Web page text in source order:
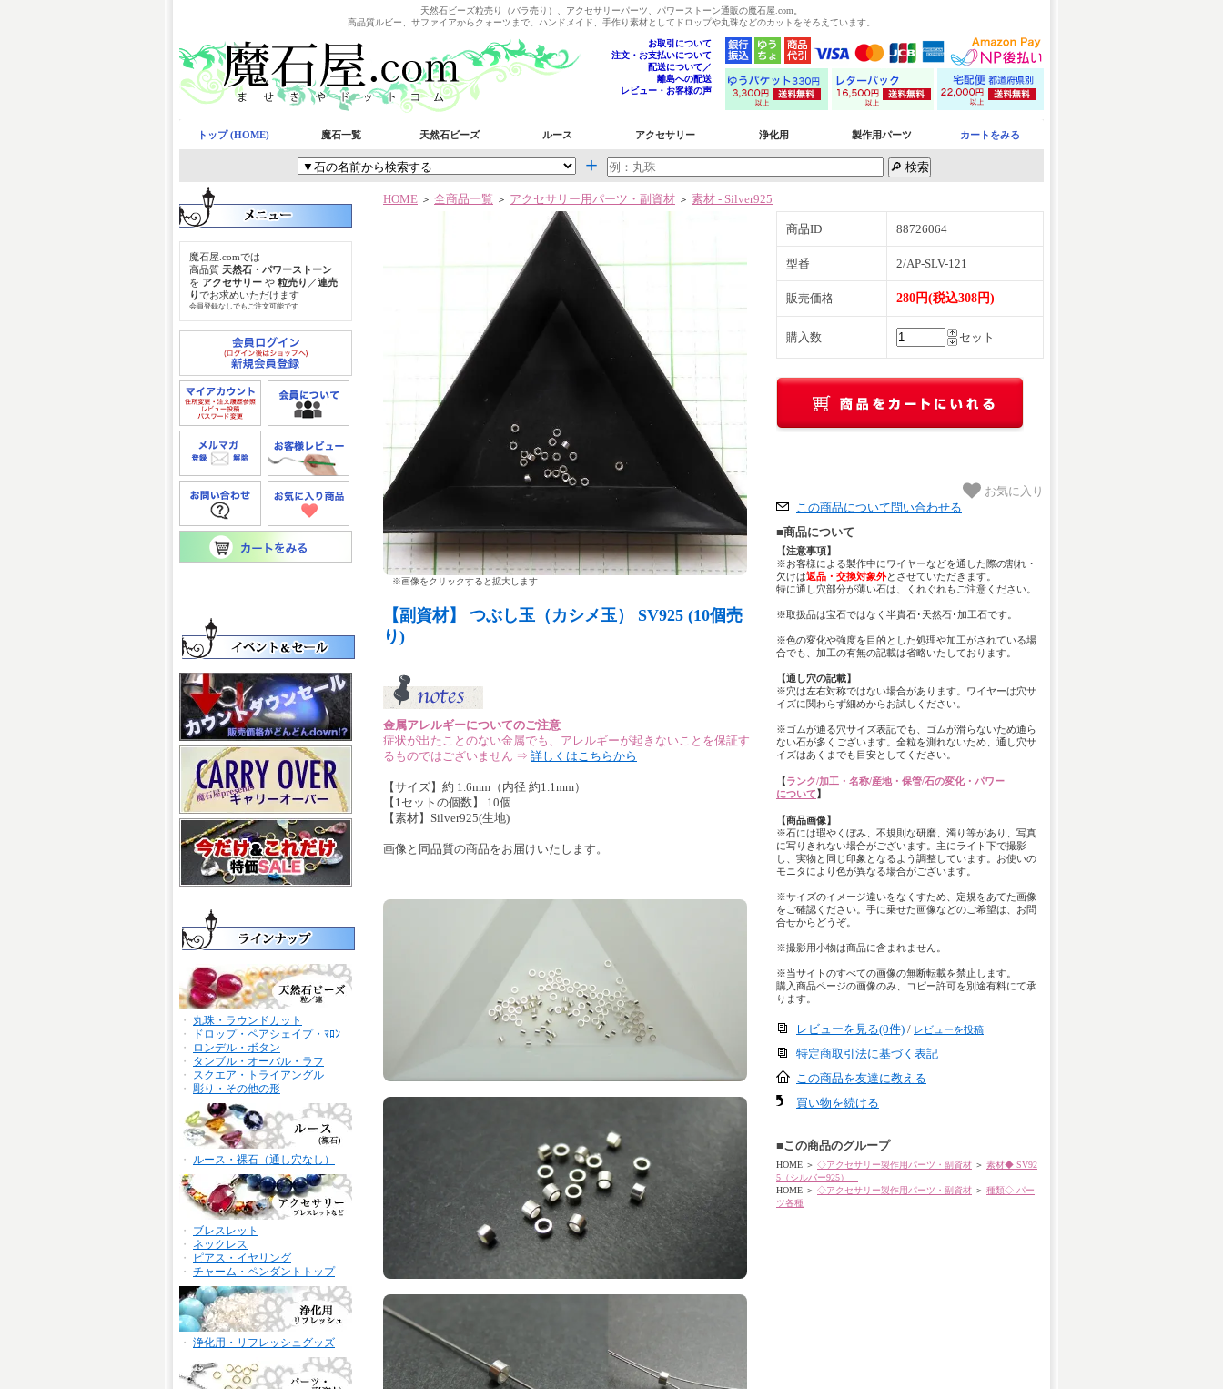
天然石ビーズ粒売り（バラ売り）、アクセサリーパーツ、パワーストーン通販の魔石屋.com。
高品質ルビー、サファイアからクォーツまで。ハンドメイド、手作り素材としてドロップや丸珠などのカットをそろえています。
お取引について
注文・お支払いについて
配送について／
離島への配送
レビュー・お客様の声
トップ (HOME) 魔石一覧 天然石ビーズ ルース アクセサリー 浄化用 製作用パーツ カートをみる
＋
魔石屋.comでは
高品質 天然石・パワーストーン
を アクセサリー や 粒売り ／連売
りでお求めいただけます
会員登録なしでもご注文可能です
・
丸珠・ラウンドカット
・
ドロップ・ペアシェイプ・ﾏﾛﾝ
・
ロンデル・ボタン
・
タンブル・オーバル・ラフ
・
スクエア・トライアングル
・ 彫り・その他の形
・ ルース・裸石（通し穴なし）
・
ブレスレット
・
ネックレス
・
ピアス・イヤリング
・ チャーム・ペンダントトップ
・ 浄化用・リフレッシュグッズ
HOME ＞ 全商品一覧 ＞ アクセサリー用パーツ・副資材 ＞ 素材 - Silver925
※画像をクリックすると拡大します
【副資材】 つぶし玉（カシメ玉） SV925 (10個売
り)
金属アレルギーについてのご注意
症状が出たことのない金属でも、アレルギーが起きないことを保証す
るものではございません ⇒ 詳しくはこちらから
【サイズ】約 1.6mm（内径 約1.1mm）
【1セットの個数】 10個
【素材】Silver925(生地)
画像と同品質の商品をお届けいたします。
商品ID 88726064
型番 2/AP-SLV-121
販売価格 280円(税込308円)
購入数 セット
お気に入り
この商品について問い合わせる
■商品について
【注意事項】
※お客様による製作中にワイヤーなどを通した際の割れ・
欠けは返品・交換対象外とさせていただきます。
特に通し穴部分が薄い石は、くれぐれもご注意ください。
※取扱品は宝石ではなく半貴石･天然石･加工石です。
※色の変化や強度を目的とした処理や加工がされている場
合でも、加工の有無の記載は省略いたしております。
【通し穴の記載】
※穴は左右対称ではない場合があります。ワイヤーは穴サ
イズに関わらず細めからお試しください。
※ゴムが通る穴サイズ表記でも、ゴムが滑らないため通ら
ない石が多くございます。全粒を測れないため、通し穴サ
イズはあくまでも目安としてください。
【ランク/加工・名称/産地・保管/石の変化・パワー
について】
【商品画像】
※石には瑕やくぼみ、不規則な研磨、濁り等があり、写真
に写りきれない場合がございます。主にライト下で撮影
し、実物と同じ印象となるよう調整しています。お使いの
モニタにより色が異なる場合がございます。
※サイズのイメージ違いをなくすため、定規をあてた画像
をご確認ください。手に乗せた画像などのご希望は、お問
合せからどうぞ。
※撮影用小物は商品に含まれません。
※当サイトのすべての画像の無断転載を禁止します。
購入商品ページの画像のみ、コピー許可を別途有料にて承
ります。
レビューを見る(0件) / レビューを投稿
特定商取引法に基づく表記
この商品を友達に教える
買い物を続ける
■この商品のグループ
HOME ＞ ◇アクセサリー製作用パーツ・副資材 ＞ 素材◆ SV92
5（シルバー925）
HOME ＞ ◇アクセサリー製作用パーツ・副資材 ＞ 種類◇ パー
ツ各種